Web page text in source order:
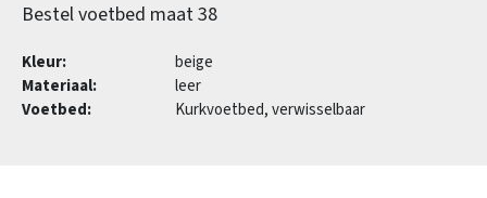
Bestel voetbed maat 38
Kleur:
beige
Materiaal:
leer
Voetbed:
Kurkvoetbed, verwisselbaar